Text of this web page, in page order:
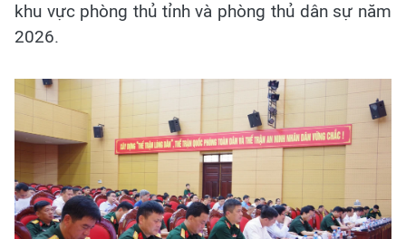
khu vực phòng thủ tỉnh và phòng thủ dân sự năm
2026.